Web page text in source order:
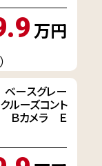
万円
ースグレー
ルーズコント
Ｂカメラ Ｅ